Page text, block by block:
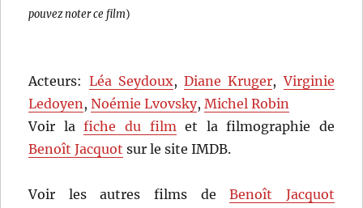
pouvez noter ce film)
Acteurs: Léa Seydoux,Diane Kruger,Virginie
Ledoyen,Noémie Lvovsky,Michel Robin
Voir lafiche du filmet la filmographie de
Benoît Jacquot sur le site IMDB.
Voir les autres films deBenoît Jacquot